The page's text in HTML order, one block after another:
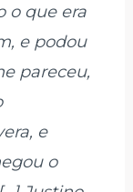
o que era
e podou
pareceu,
e
o